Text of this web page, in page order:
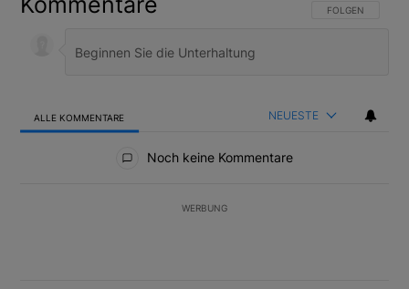
FOLGE DIESER
FOLGEN
ALLE KOMMENTARE NEUESTE
Noch keine Kommentare
WERBUNG